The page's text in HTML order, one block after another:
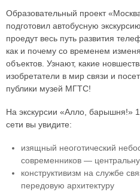
Образовательный проект
подготовил автобусную
проедут весь путь развития
как и почему со временем
объектов. Узнают, какие
изобретатели в мир связи и
публики музей МГТС!
На экскурсии «Алло, барышня!»
сети вы увидите:
изящный неоготический
современников —
конструктивизм на службе
передовую архитектуру